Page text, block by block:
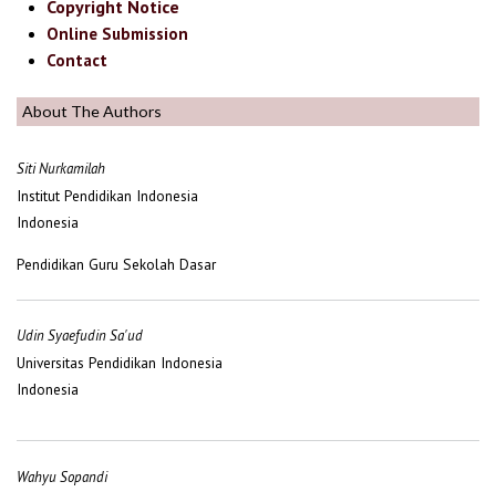
Copyright Notice
Online Submission
Contact
About The Authors
Siti Nurkamilah
Institut Pendidikan Indonesia
Indonesia
Pendidikan Guru Sekolah Dasar
Udin Syaefudin Sa'ud
Universitas Pendidikan Indonesia
Indonesia
Wahyu Sopandi